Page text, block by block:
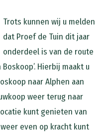
Trots kunnen wij u melden
dat Proef de Tuin dit jaar
onderdeel is van de route
Hierbij maakt u
naar Alphen aan
weer terug naar
kunt genieten van
even op kracht kunt